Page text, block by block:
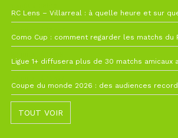
TOUT VOIR